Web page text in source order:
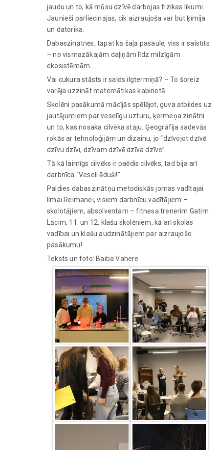
jaudu un to, kā mūsu dzīvē darbojas fizikas likumi.
Jaunieši pārliecinājās, cik aizraujoša var būt ķīmija
un datorika.
Dabaszinātnēs, tāpat kā šajā pasaulē, viss ir saistīts
– no vismazākajām daļiņām līdz milzīgām
ekosistēmām…
Vai cukura stāsts ir salds ilgtermiņā? – To šoreiz
varēja uzzināt matemātikas kabinetā.
Skolēni pasākumā mācījās spēlējot, guva atbildes uz
jautājumiem par veselīgu uzturu, ķermeņa zinātni
un to, kas nosaka cilvēka stāju. Ģeogrāfija sadevās
rokās ar tehnoloģijām un dizainu, jo “dzīvojot dzīvē
dzīvu dzīvi, dzīvam dzīvē dzīva dzīve”.
Tā kā laimīgs cilvēks ir paēdis cilvēks, tad bija arī
darbnīca “Veseli ēduši!”
Paldies dabaszinātņu metodiskās jomas vadītajai
Ilmai Reimanei, visiem darbnīcu vadītājiem –
skolotājiem, absolventam – fitnesa trenerim Gatim
Lācim, 11. un 12. klašu skolēniem, kā arī skolas
vadībai un klašu audzinātājiem par aizraujošo
pasākumu!
Teksts un foto: Baiba Vahere